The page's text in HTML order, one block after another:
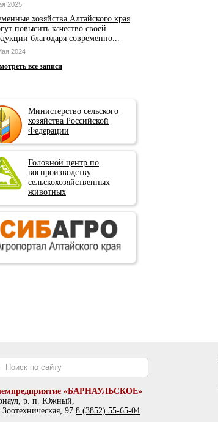
2025
хозяйства Алтайского края
повысить качество своей
благодаря современно...
2024
все записи
Министерство сельского
хозяйства Российской
Федерации
Головной центр по
воспроизводству
сельскохозяйственных
животных
«БАРНАУЛЬСКОЕ»
р. п. Южный,
Зоотехническая, 97 8 (3852) 55-65-04